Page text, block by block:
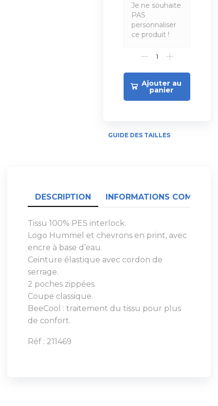
Je ne souhaite
PAS
personnaliser
ce produit !
Ajouter au
panier
GUIDE DES TAILLES
DESCRIPTION INFORMATIONS
Tissu 100% PES interlock.
Logo Hummel et chevrons en print, avec
encre à base d’eau.
Ceinture élastique avec cordon de
serrage.
2 poches zippées.
Coupe classique.
BeeCool : traitement du tissu pour plus
de confort.
Réf : 211469